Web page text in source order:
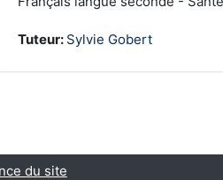
Tuteur: Sylvie Gobert
du site